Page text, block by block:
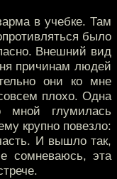
в учебке. Там
было
Внешний вид
причинам людей
они ко мне
плохо. Одна
мной глумилась
крупно повезло:
И вышло так,
сомневаюсь, эта